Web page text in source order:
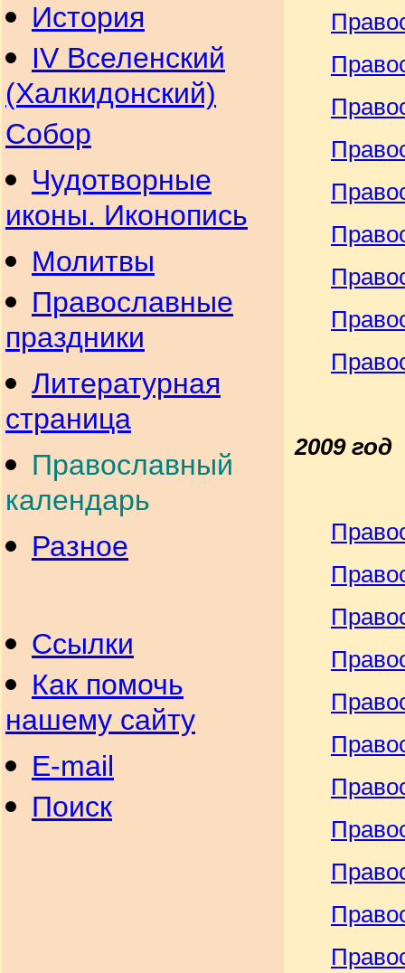
История
IV Вселенский
(Халкидонский)
Собор
Чудотворные
иконы. Иконопись
Молитвы
Православные
праздники
Литературная
страница
Православный
календарь
Разное
Ссылки
Как помочь
нашему сайту
E-mail
Поиск
2009 год